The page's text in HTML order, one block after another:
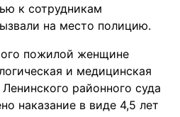
к сотрудникам
на место полицию.
пожилой женщине
и медицинская
районного суда
наказание в виде 4,5 лет